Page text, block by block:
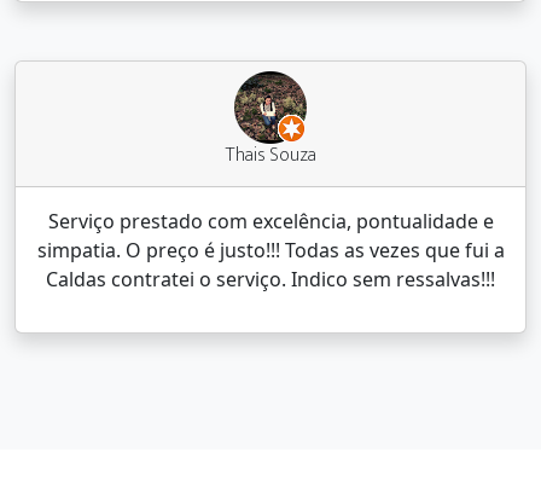
Thais Souza
Serviço prestado com excelência, pontualidade e
simpatia. O preço é justo!!! Todas as vezes que fui a
Caldas contratei o serviço. Indico sem ressalvas!!!